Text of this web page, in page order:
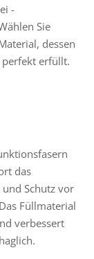
Sie
dessen
erfüllt.
das
Schutz vor
Füllmaterial
verbessert